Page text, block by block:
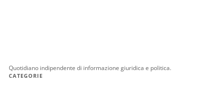
Quotidiano indipendente di informazione giuridica e politica.
CATEGORIE